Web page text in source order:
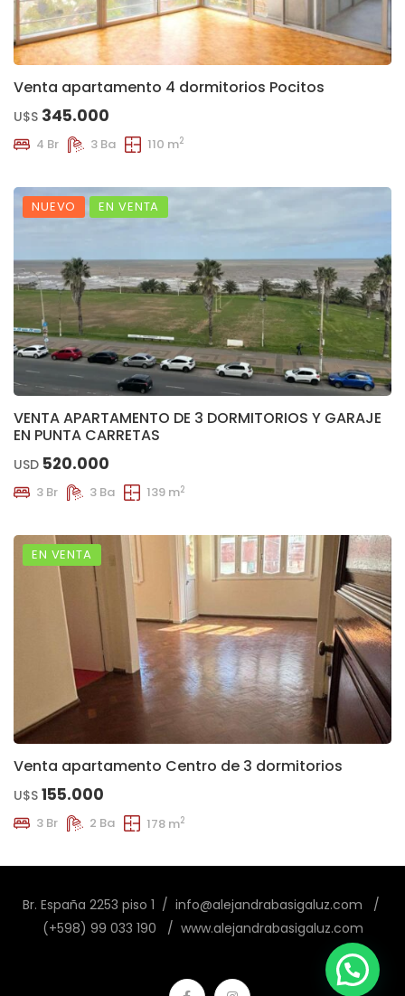
Venta apartamento 4 dormitorios Pocitos
U$S 345.000
4 Br 3 Ba 110 m2
NUEVO EN VENTA
VENTA APARTAMENTO DE 3 DORMITORIOS Y GARAJE
EN PUNTA CARRETAS
USD 520.000
3 Br 3 Ba 139 m2
EN VENTA
Venta apartamento Centro de 3 dormitorios
U$S 155.000
3 Br 2 Ba 178 m2
Br. España 2253 piso 1 / info@alejandrabasigaluz.com /
(+598) 99 033 190 / www.alejandrabasigaluz.com